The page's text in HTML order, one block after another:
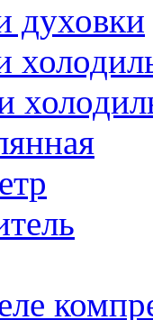
духовки